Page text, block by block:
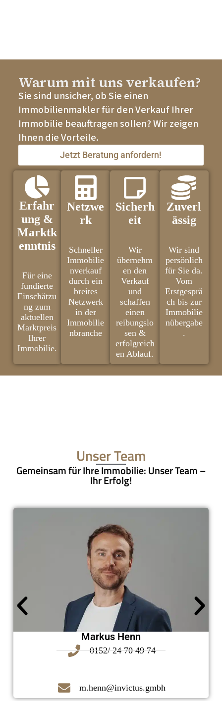
Warum mit uns verkaufen?
Sie sind unsicher, ob Sie einen
Immobilienmakler für den Verkauf Ihrer
Immobilie beauftragen sollen? Wir zeigen
Ihnen die Vorteile.
Jetzt Beratung anfordern!
Erfahr
ung &
Marktk
enntnis
Für eine
fundierte
Einschätzu
ng zum
aktuellen
Marktpreis
Ihrer
Immobilie.
Netzwe
rk
Schneller
Immobilie
nverkauf
durch ein
breites
Netzwerk
in der
Immobilie
nbranche
Sicherh
eit
Wir
übernehm
en den
Verkauf
und
schaffen
einen
reibungslo
sen &
erfolgreich
en Ablauf.
Zuverl
ässig
Wir sind
persönlich
für Sie da.
Vom
Erstgesprä
ch bis zur
Immobilie
nübergabe
.
Unser Team
Gemeinsam für Ihre Immobilie: Unser Team –
Ihr Erfolg!
Markus Henn
0152/ 24 70 49 74
m.henn@invictus.gmbh